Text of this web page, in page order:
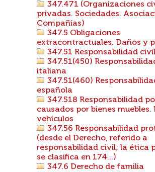
347.471 (Organizaciones
privadas. Sociedades.
Compañías)
347.5 Obligaciones
extracontractuales. Daños y
347.51 Responsabilidad
347.51(450)
italiana
347.51(460)
española
347.518 Responsabilidad
causados por bienes muebles.
vehículos
347.56 Responsabilidad
(desde el Derecho, referido a
responsabilidad civil; la ética
se clasifica en 174...)
347.6 Derecho de familia